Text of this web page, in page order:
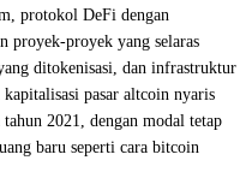
protokol DeFi dengan
proyek-proyek yang selaras
ditokenisasi, dan infrastruktur
pasar altcoin nyaris
2021, dengan modal tetap
baru seperti cara bitcoin